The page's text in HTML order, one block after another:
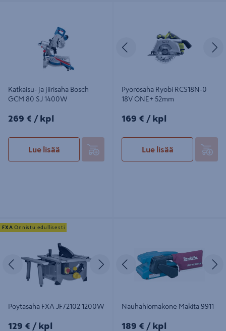
Katkaisu- ja jiirisaha Bosch
GCM 80 SJ 1400W
269€/kpl
269 € / kpl
Lue lisää
Edellinen
Pyörösaha Ryobi RCS18N-0
18V ONE+ 52mm
169€/kpl
169 € / kpl
Lue lisää
Pöytäsaha FXA JF72102 1200W
Edellinen Seuraava
Pöytäsaha FXA JF72102 1200W
129€/kpl
129 € / kpl
FXA Onnistu edullisesti
Edellinen
Nauhahiomakone Makita 9911
189€/kpl
189 € / kpl